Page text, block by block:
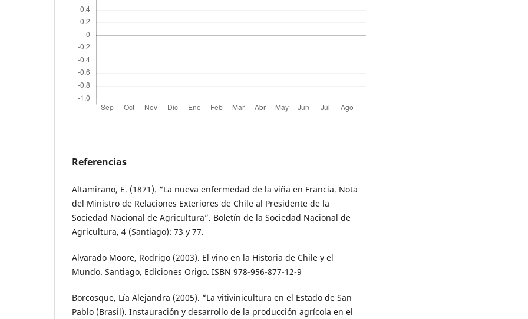
Referencias
Altamirano, E. (1871). “La nueva enfermedad de la viña en Francia. Nota
del Ministro de Relaciones Exteriores de Chile al Presidente de la
Sociedad Nacional de Agricultura”. Boletín de la Sociedad Nacional de
Agricultura, 4 (Santiago): 73 y 77.
Alvarado Moore, Rodrigo (2003). El vino en la Historia de Chile y el
Mundo. Santiago, Ediciones Origo. ISBN 978-956-877-12-9
Borcosque, Lía Alejandra (2005). “La vitivinicultura en el Estado de San
Pablo (Brasil). Instauración y desarrollo de la producción agrícola en el